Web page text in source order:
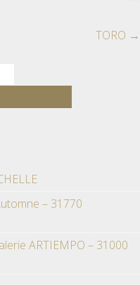
TORO →
– 31770
ARTIEMPO – 31000